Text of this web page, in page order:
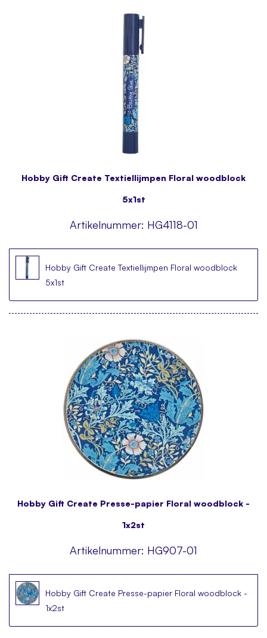
Hobby Gift Create Textiellijmpen Floral woodblock
5x1st
Artikelnummer: HG4118-01
Hobby Gift Create Textiellijmpen Floral woodblock
5x1st
Hobby Gift Create Presse-papier Floral woodblock -
1x2st
Artikelnummer: HG907-01
Hobby Gift Create Presse-papier Floral woodblock -
1x2st